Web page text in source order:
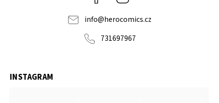
info@herocomics.cz
731697967
INSTAGRAM